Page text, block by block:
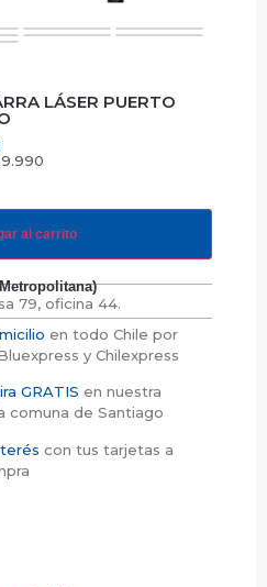
LÁSER PUERTO
9.990
al carrito
79, oficina 44.
en todo Chile por
y Chilexpress
GRATIS en nuestra
comuna de Santiago
con tus tarjetas a